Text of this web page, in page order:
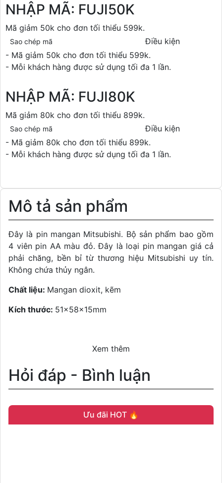
NHẬP MÃ: FUJI50K
Mã giảm 50k cho đơn tối thiểu 599k.
Sao chép mã
Điều kiện
- Mã giảm 50k cho đơn tối thiểu 599k.
- Mỗi khách hàng được sử dụng tối đa 1 lần.
NHẬP MÃ: FUJI80K
Mã giảm 80k cho đơn tối thiểu 899k.
Sao chép mã
Điều kiện
- Mã giảm 80k cho đơn tối thiểu 899k.
- Mỗi khách hàng được sử dụng tối đa 1 lần.
Mô tả sản phẩm
Đây là pin mangan Mitsubishi. Bộ sản phẩm bao gồm
4 viên pin AA màu đỏ. Đây là loại pin mangan giá cả
phải chăng, bền bỉ từ thương hiệu Mitsubishi uy tín.
Không chứa thủy ngân.
Chất liệu: Mangan dioxit, kẽm
Kích thước: 51×58×15mm
Xem thêm
Hỏi đáp - Bình luận
Ưu đãi HOT 🔥